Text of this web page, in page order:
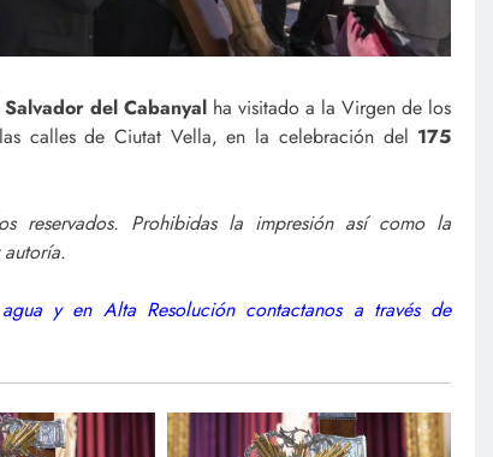
del Cabanyalha visitado a la Virgen de los
calles de Ciutat Vella, en la celebración del 175
reservados. Prohibidas la impresión así como la
y en Alta Resolución contactanos a través de